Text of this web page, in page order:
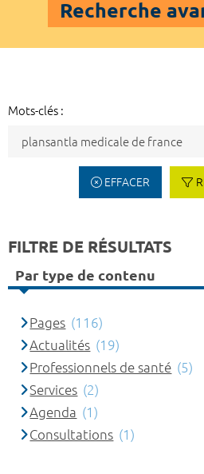
Recherche
Mots-clés :
EFFACER
FILTRE DE RÉSULTATS
Par type de contenu
Pages (116)
Actualités (19)
Professionnels de santé (5)
Services (2)
Agenda (1)
Consultations (1)